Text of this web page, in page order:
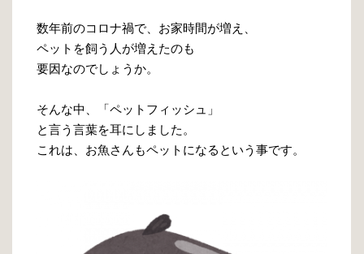
数年前のコロナ禍で、お家時間が増え、
ペットを飼う人が増えたのも
要因なのでしょうか。
そんな中、「ペットフィッシュ」
と言う言葉を耳にしました。
これは、お魚さんもペットになるという事です。